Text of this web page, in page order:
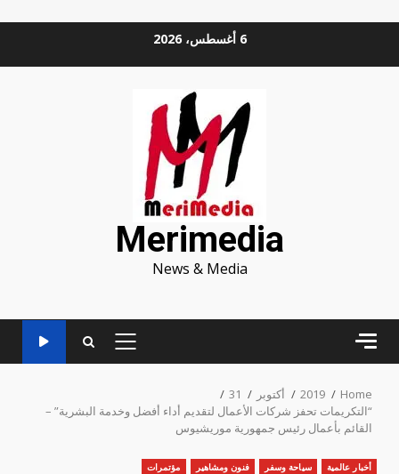
6 أغسطس، 2026
Merimedia
News & Media
PRIMARY
Home
2019 أكتوبر
31
“التكريمات تحفز شركات الأعمال لتقديم أداء أفضل وخدمة البشرية” –
القائم بأعمال رئيس جمهورية موريشيوس
أخبار عالمية سياحة وسفر فنون ومشاهير مؤتمرات